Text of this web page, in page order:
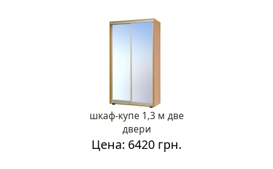
шкаф-купе 1,3 м две
двери
Цена: 6420 грн.